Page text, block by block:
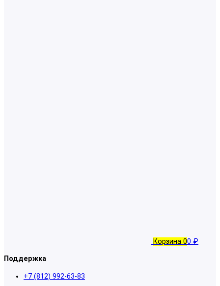
Корзина 00 ₽
Поддержка
+7 (812) 992-63-83